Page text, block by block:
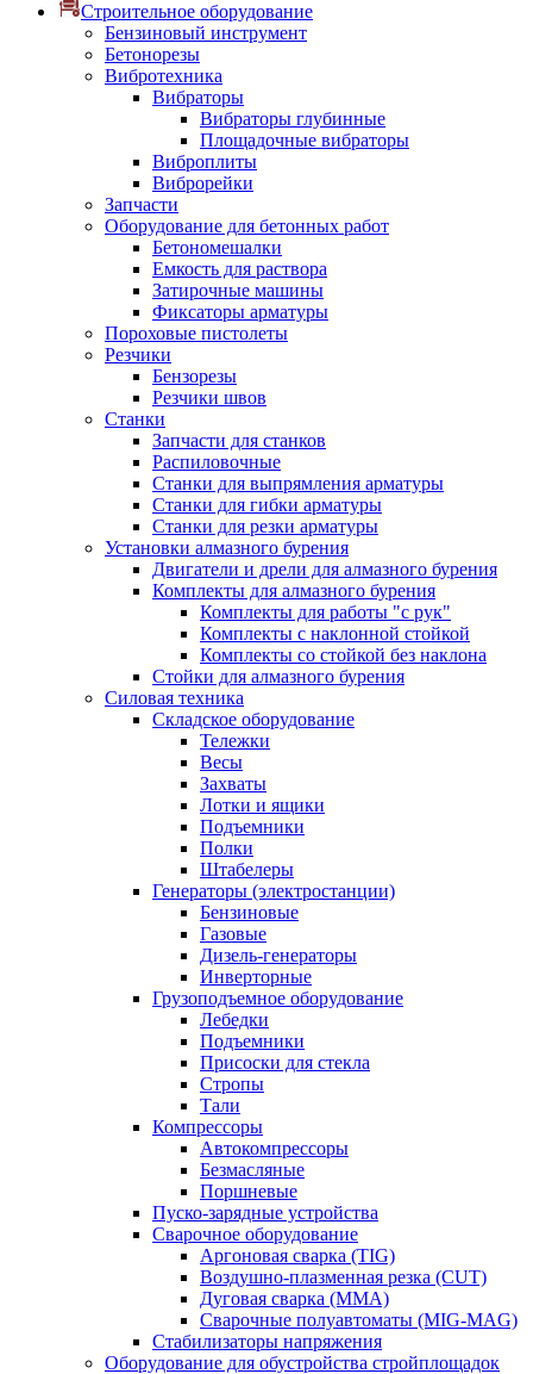
Строительное оборудование
Бензиновый инструмент
Бетонорезы
Вибротехника
Вибраторы
Вибраторы глубинные
Площадочные вибраторы
Виброплиты
Виброрейки
Запчасти
Оборудование для бетонных работ
Бетономешалки
Емкость для раствора
Затирочные машины
Фиксаторы арматуры
Пороховые пистолеты
Резчики
Бензорезы
Резчики швов
Станки
Запчасти для станков
Распиловочные
Станки для выпрямления арматуры
Станки для гибки арматуры
Станки для резки арматуры
Установки алмазного бурения
Двигатели и дрели для алмазного бурения
Комплекты для алмазного бурения
Комплекты для работы "с рук"
Комплекты с наклонной стойкой
Комплекты со стойкой без наклона
Стойки для алмазного бурения
Силовая техника
Складское оборудование
Тележки
Весы
Захваты
Лотки и ящики
Подъемники
Полки
Штабелеры
Генераторы (электростанции)
Бензиновые
Газовые
Дизель-генераторы
Инверторные
Грузоподъемное оборудование
Лебедки
Подъемники
Присоски для стекла
Стропы
Тали
Компрессоры
Автокомпрессоры
Безмасляные
Поршневые
Пуско-зарядные устройства
Сварочное оборудование
Аргоновая сварка (TIG)
Воздушно-плазменная резка (CUT)
Дуговая сварка (ММА)
Сварочные полуавтоматы (MIG-MAG)
Стабилизаторы напряжения
Оборудование для обустройства стройплощадок